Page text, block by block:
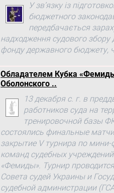
У зв’язку із
бюджетного
передбачається
надходження судового збору
фонду державного бюджету,
Обладателем Кубка
Оболонского ..
13 декабря с. г. в
работников суда на
тренировочной базы
состоялись финальные
закрытие V турнира по мини-
команд судебных
«Фемиды». Турнир
Совета судей Украины и
судебной администрации